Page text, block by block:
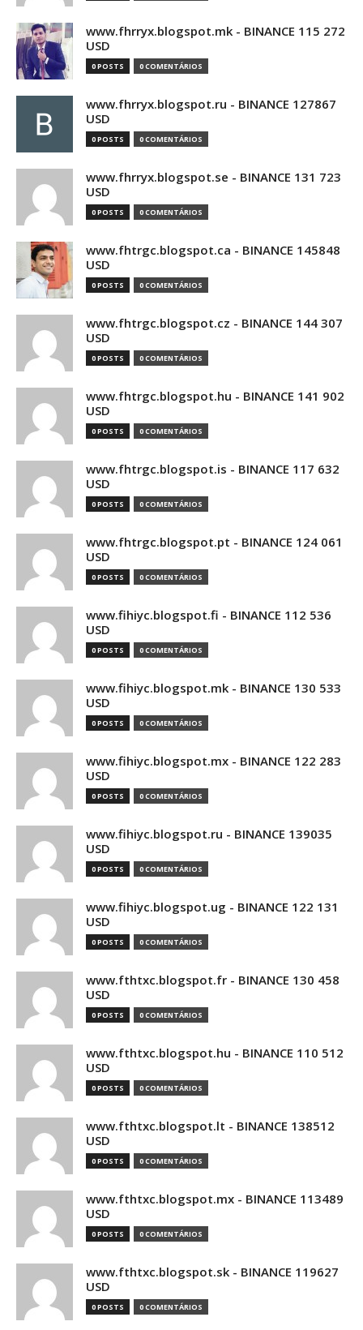
www.fhrryx.blogspot.mk - BINANCE 115 272
USD
0 POSTS 0 COMENTÁRIOS
www.fhrryx.blogspot.ru - BINANCE 127867
USD
0 POSTS 0 COMENTÁRIOS
www.fhrryx.blogspot.se - BINANCE 131 723
USD
0 POSTS 0 COMENTÁRIOS
www.fhtrgc.blogspot.ca - BINANCE 145848
USD
0 POSTS 0 COMENTÁRIOS
www.fhtrgc.blogspot.cz - BINANCE 144 307
USD
0 POSTS 0 COMENTÁRIOS
www.fhtrgc.blogspot.hu - BINANCE 141 902
USD
0 POSTS 0 COMENTÁRIOS
www.fhtrgc.blogspot.is - BINANCE 117 632
USD
0 POSTS 0 COMENTÁRIOS
www.fhtrgc.blogspot.pt - BINANCE 124 061
USD
0 POSTS 0 COMENTÁRIOS
www.fihiyc.blogspot.fi - BINANCE 112 536
USD
0 POSTS 0 COMENTÁRIOS
www.fihiyc.blogspot.mk - BINANCE 130 533
USD
0 POSTS 0 COMENTÁRIOS
www.fihiyc.blogspot.mx - BINANCE 122 283
USD
0 POSTS 0 COMENTÁRIOS
www.fihiyc.blogspot.ru - BINANCE 139035
USD
0 POSTS 0 COMENTÁRIOS
www.fihiyc.blogspot.ug - BINANCE 122 131
USD
0 POSTS 0 COMENTÁRIOS
www.fthtxc.blogspot.fr - BINANCE 130 458
USD
0 POSTS 0 COMENTÁRIOS
www.fthtxc.blogspot.hu - BINANCE 110 512
USD
0 POSTS 0 COMENTÁRIOS
www.fthtxc.blogspot.lt - BINANCE 138512
USD
0 POSTS 0 COMENTÁRIOS
www.fthtxc.blogspot.mx - BINANCE 113489
USD
0 POSTS 0 COMENTÁRIOS
www.fthtxc.blogspot.sk - BINANCE 119627
USD
0 POSTS 0 COMENTÁRIOS